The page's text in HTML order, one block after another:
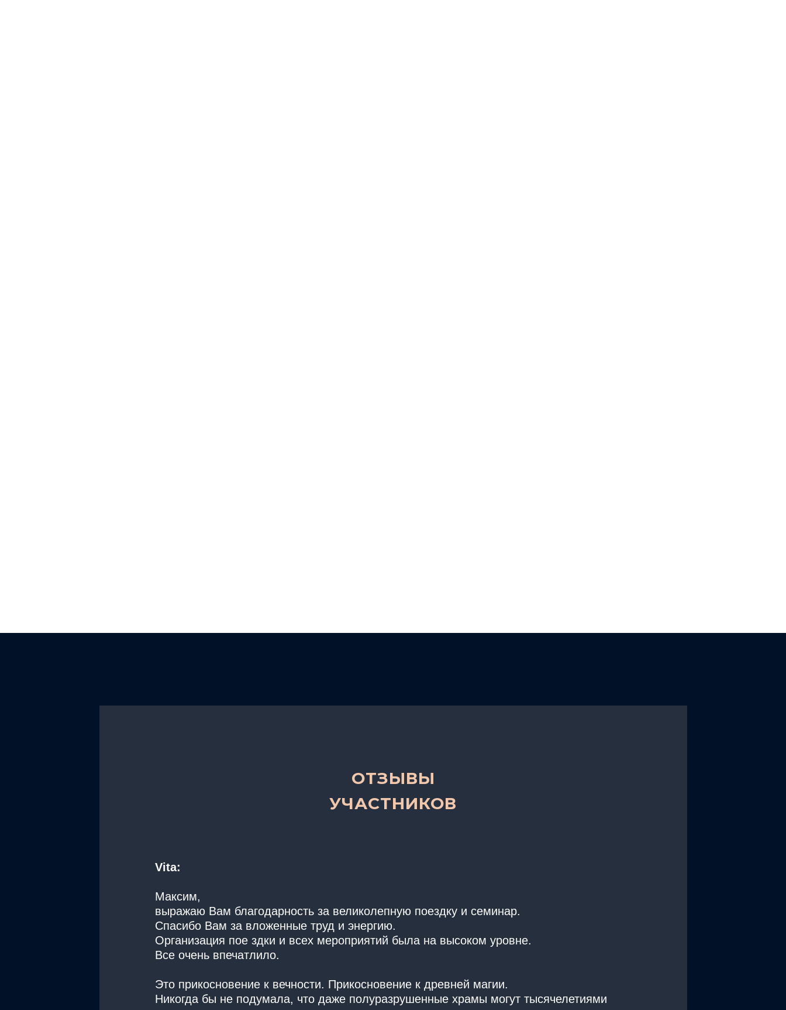
ОТЗЫВЫ
УЧАСТНИКОВ
Vita:
Максим,
выражаю Вам благодарность за великолепную поездку и семинар.
Спасибо Вам за вложенные труд и энергию.
Организация пое здки и всех мероприятий была на высоком уровне.
Все очень впечатлило.
Это прикосновение к вечности. Прикосновение к древней магии.
Никогда бы не подумала, что даже полуразрушенные храмы могут тысячелетиями